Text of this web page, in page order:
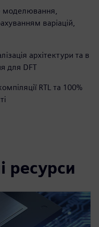
моделювання,
варіацій,
архітектури та в
для DFT
RTL та 100%
ресурси